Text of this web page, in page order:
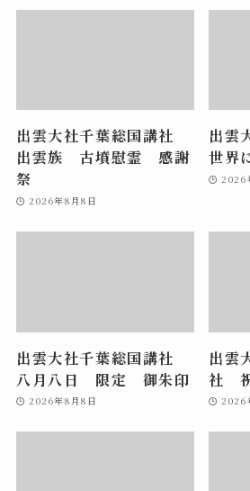
出雲大社千葉総国講社
出雲族 古墳慰霊 感謝
祭
2026年8月8日
出雲
世界
2026
出雲大社千葉総国講社
八月八日 限定 御朱印
2026年8月8日
出雲
社
2026